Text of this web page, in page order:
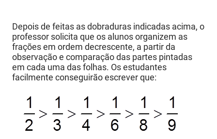
Depois de feitas as dobraduras indicadas acima, o
professor solicita que os alunos organizem as
frações em ordem decrescente, a partir da
observação e comparação das partes pintadas
em cada uma das folhas. Os estudantes
facilmente conseguirão escrever que: